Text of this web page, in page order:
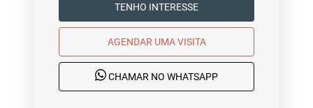
TENHO INTERESSE
AGENDAR UMA VISITA
CHAMAR NO WHATSAPP